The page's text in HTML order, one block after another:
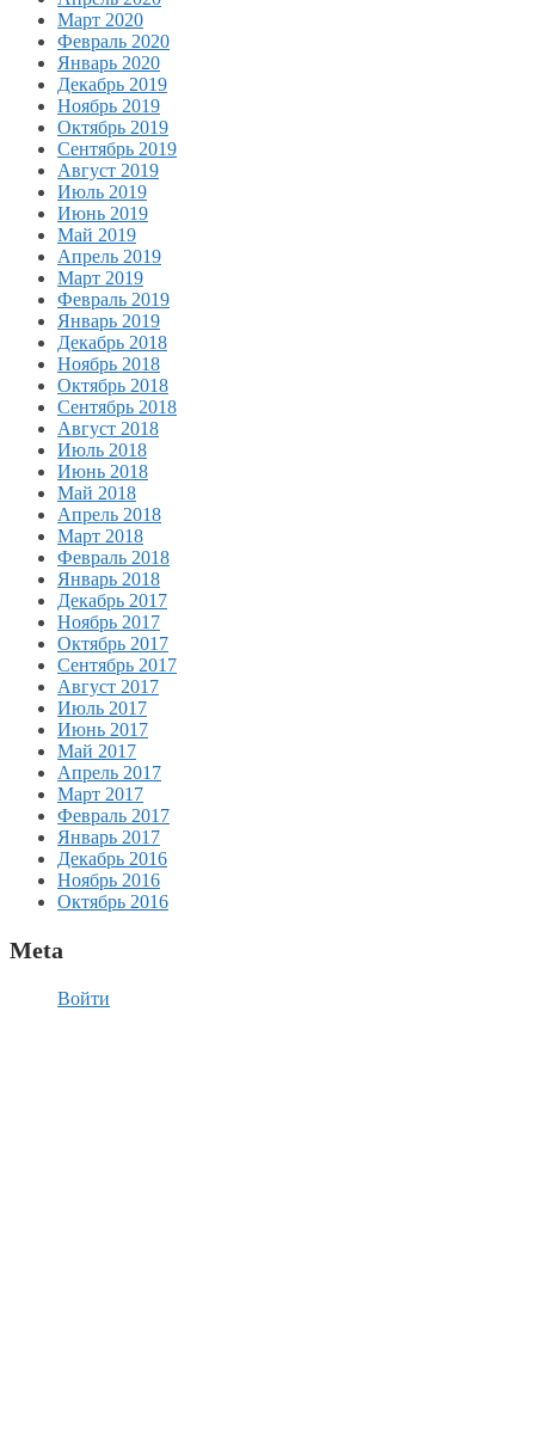
Март 2020
Февраль 2020
Январь 2020
Декабрь 2019
Ноябрь 2019
Октябрь 2019
Сентябрь 2019
Август 2019
Июль 2019
Июнь 2019
Май 2019
Апрель 2019
Март 2019
Февраль 2019
Январь 2019
Декабрь 2018
Ноябрь 2018
Октябрь 2018
Сентябрь 2018
Август 2018
Июль 2018
Июнь 2018
Май 2018
Апрель 2018
Март 2018
Февраль 2018
Январь 2018
Декабрь 2017
Ноябрь 2017
Октябрь 2017
Сентябрь 2017
Август 2017
Июль 2017
Июнь 2017
Май 2017
Апрель 2017
Март 2017
Февраль 2017
Январь 2017
Декабрь 2016
Ноябрь 2016
Октябрь 2016
Meta
Войти